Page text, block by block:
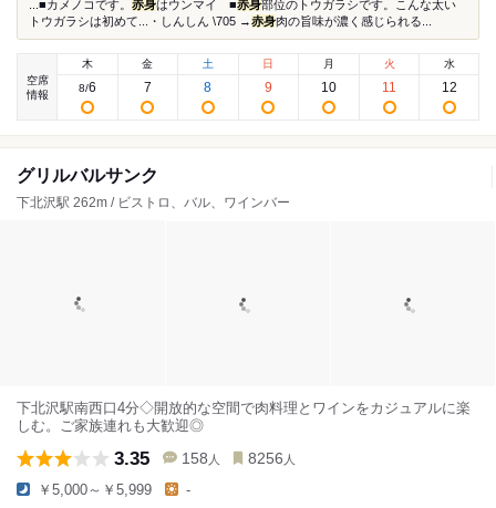
...■カメノコです。 赤身はウンマイ ■赤身部位のトウガラシです。こんな太い
トウガラシは初めて...・しんしん \705 →赤身肉の旨味が濃く感じられる...
空席
情報
木
8/6
金
7
土
8
日
9
月
10
火
11
水
12
グリルバルサンク
下北沢駅 262m / ビストロ、バル、ワインバー
下北沢駅南西口4分◇開放的な空間で肉料理とワインをカジュアルに楽
しむ。ご家族連れも大歓迎◎
3.35 158 人 8256 人
￥5,000～￥5,999 -